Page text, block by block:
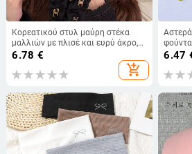
Κορεατικού στυλ μαύρη στέκα
μαλλιών με πλισέ και ευρύ άκρο,
κεφαλόδεσμος σε στυλ κορώνας
6.78 €
add_shopping_cart
6.47